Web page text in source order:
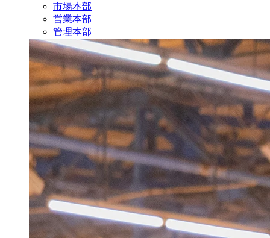
市場本部
営業本部
管理本部